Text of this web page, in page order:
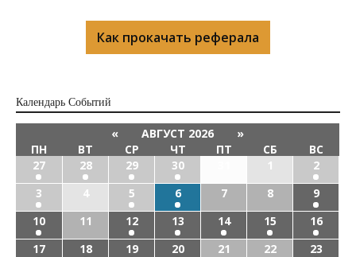
Как прокачать реферала
Календарь Cобытий
« АВГУСТ 2026
»
ПН
ВТ СР ЧТ ПТ СБ
ВС
27
28 29 30 1
2
3
4 5 6 7 8
9
10
11 12 13 14 15
16
17
18 19 20 21 22
23